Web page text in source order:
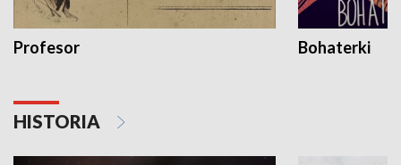
Profesor Bohaterki
HISTORIA